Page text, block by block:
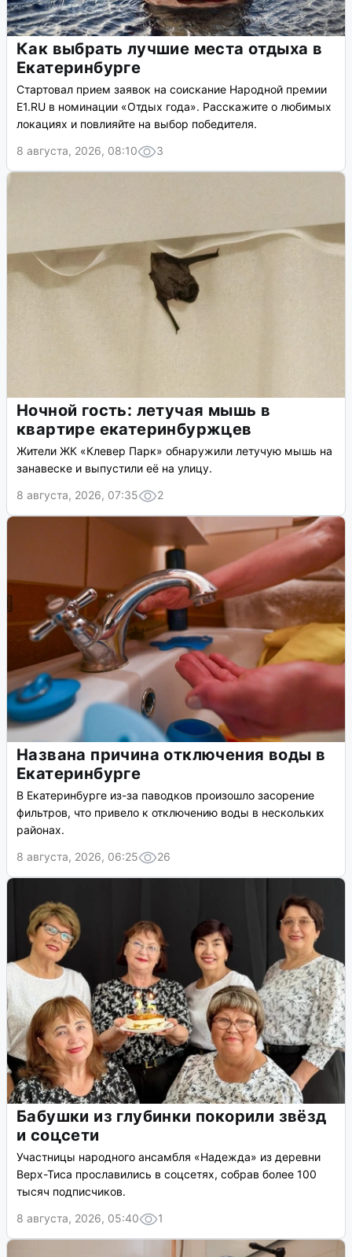
Как выбрать лучшие места отдыха в
Екатеринбурге
Стартовал прием заявок на соискание Народной премии
E1.RU в номинации «Отдых года». Расскажите о любимых
локациях и повлияйте на выбор победителя.
8 августа, 2026, 08:10
3
Ночной гость: летучая мышь в
квартире екатеринбуржцев
Жители ЖК «Клевер Парк» обнаружили летучую мышь на
занавеске и выпустили её на улицу.
8 августа, 2026, 07:35
2
Названа причина отключения воды в
Екатеринбурге
В Екатеринбурге из-за паводков произошло засорение
фильтров, что привело к отключению воды в нескольких
районах.
8 августа, 2026, 06:25
26
Бабушки из глубинки покорили звёзд
и соцсети
Участницы народного ансамбля «Надежда» из деревни
Верх-Тиса прославились в соцсетях, собрав более 100
тысяч подписчиков.
8 августа, 2026, 05:40
1